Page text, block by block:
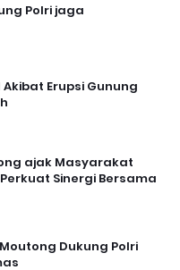
Polri jaga
Erupsi Gunung
ajak Masyarakat
Sinergi Bersama
Dukung Polri